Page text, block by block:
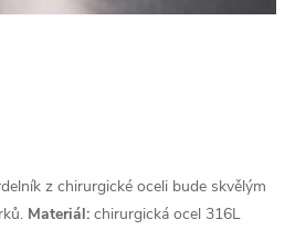
z chirurgické oceli bude skvělým
Materiál: chirurgická ocel 316L